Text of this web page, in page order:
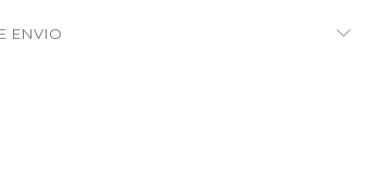
ENVIO